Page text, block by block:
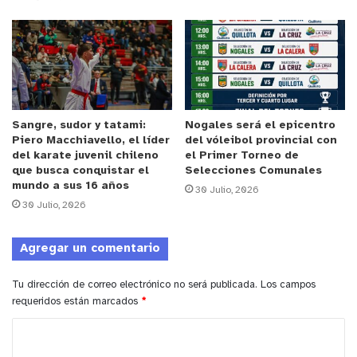
contribuye a una mejor calidad de vida de las
comunidades por medio de la ejecución de
proyectos sociales.
A través del programa adquirieron dos aros de
precisión, implementos fundamentales para el
entrenamiento técnico.
“Son materiales muy caros y
difíciles de conseguir. Gracias a este fondo hoy
velocidad, la fuerza y la dirección del balón. Cuando
no se tiene implementación, es muy difícil guiar a
las jugadoras y con estos instrumentos logran
perfeccionar su juego, lo que nos deja muy
Sangre, sudor y tatami:
Piero Macchiavello, el líder
del karate juvenil chileno
que busca conquistar el
mundo a sus 16 años
30 Julio, 2026
Nogales será el epicentro
del vóleibol provincial con
el Primer Torneo de
Selecciones Comunales
30 Julio, 2026
Agregar un comentario
Tu dirección de correo electrónico no será publicada. Los campos
requeridos están marcados *